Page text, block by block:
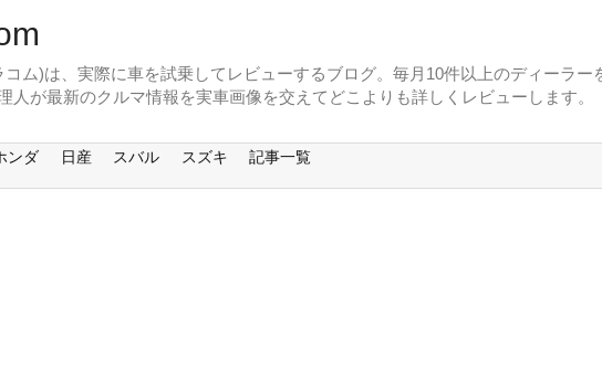
ム)は、実際に車を試乗してレビューするブログ。毎月10件以上のディーラー
人が最新のクルマ情報を実車画像を交えてどこよりも詳しくレビューします
ンダ 日産 スバル スズキ 記事一覧